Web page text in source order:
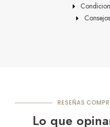
RESEÑAS
Lo que